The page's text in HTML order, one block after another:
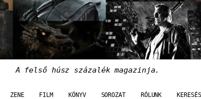
A felső húsz százalék magazinja.
ZENE FILM KÖNYV SOROZAT RÓLUNK KERESÉS